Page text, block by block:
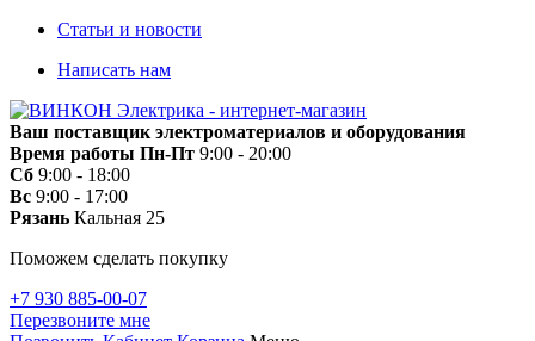
Статьи и новости
Написать нам
Ваш поставщик электроматериалов и оборудования
Время работы Пн-Пт 9:00 - 20:00
Сб 9:00 - 18:00
Вс 9:00 - 17:00
Рязань Кальная 25
Поможем сделать покупку
+7 930 885-00-07
Перезвоните мне